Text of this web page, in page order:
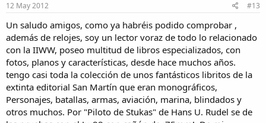
12 May 2012 #13
Un saludo amigos, como ya habréis podido comprobar ,
además de relojes, soy un lector voraz de todo lo relacionado
con la IIWW, poseo multitud de libros especializados, con
fotos, planos y características, desde hace muchos años.
tengo casi toda la colección de unos fantásticos libritos de la
extinta editorial San Martín que eran monográficos,
Personajes, batallas, armas, aviación, marina, blindados y
otros muchos. Por "Piloto de Stukas" de Hans U. Rudel se de